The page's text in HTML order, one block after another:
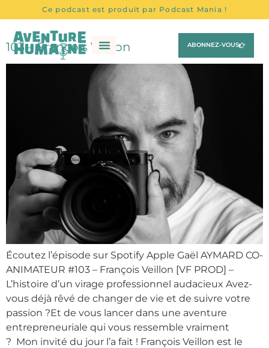
Ce podcast est produit par Podcast Mania !
ABONNEZ-VOUS
103 – François Veillon
Écoutez l’épisode sur Spotify Apple Gaël AYMARD CO-
ANIMATEUR #103 – François Veillon [VF PROD] –
L’histoire d’un virage professionnel audacieux Avez-
vous déjà rêvé de changer de vie et de suivre votre
passion ?Et de vous lancer dans une aventure
entrepreneuriale qui vous ressemble vraiment
? Mon invité du jour l’a fait ! François Veillon est le